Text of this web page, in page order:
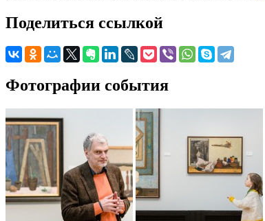
Поделиться ссылкой
Фотографии события